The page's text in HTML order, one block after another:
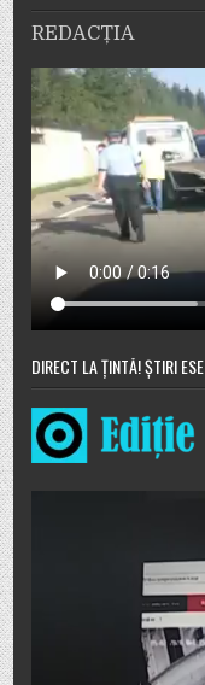
REDACȚIA
DIRECT LA ȚINTĂ! ȘTIRI